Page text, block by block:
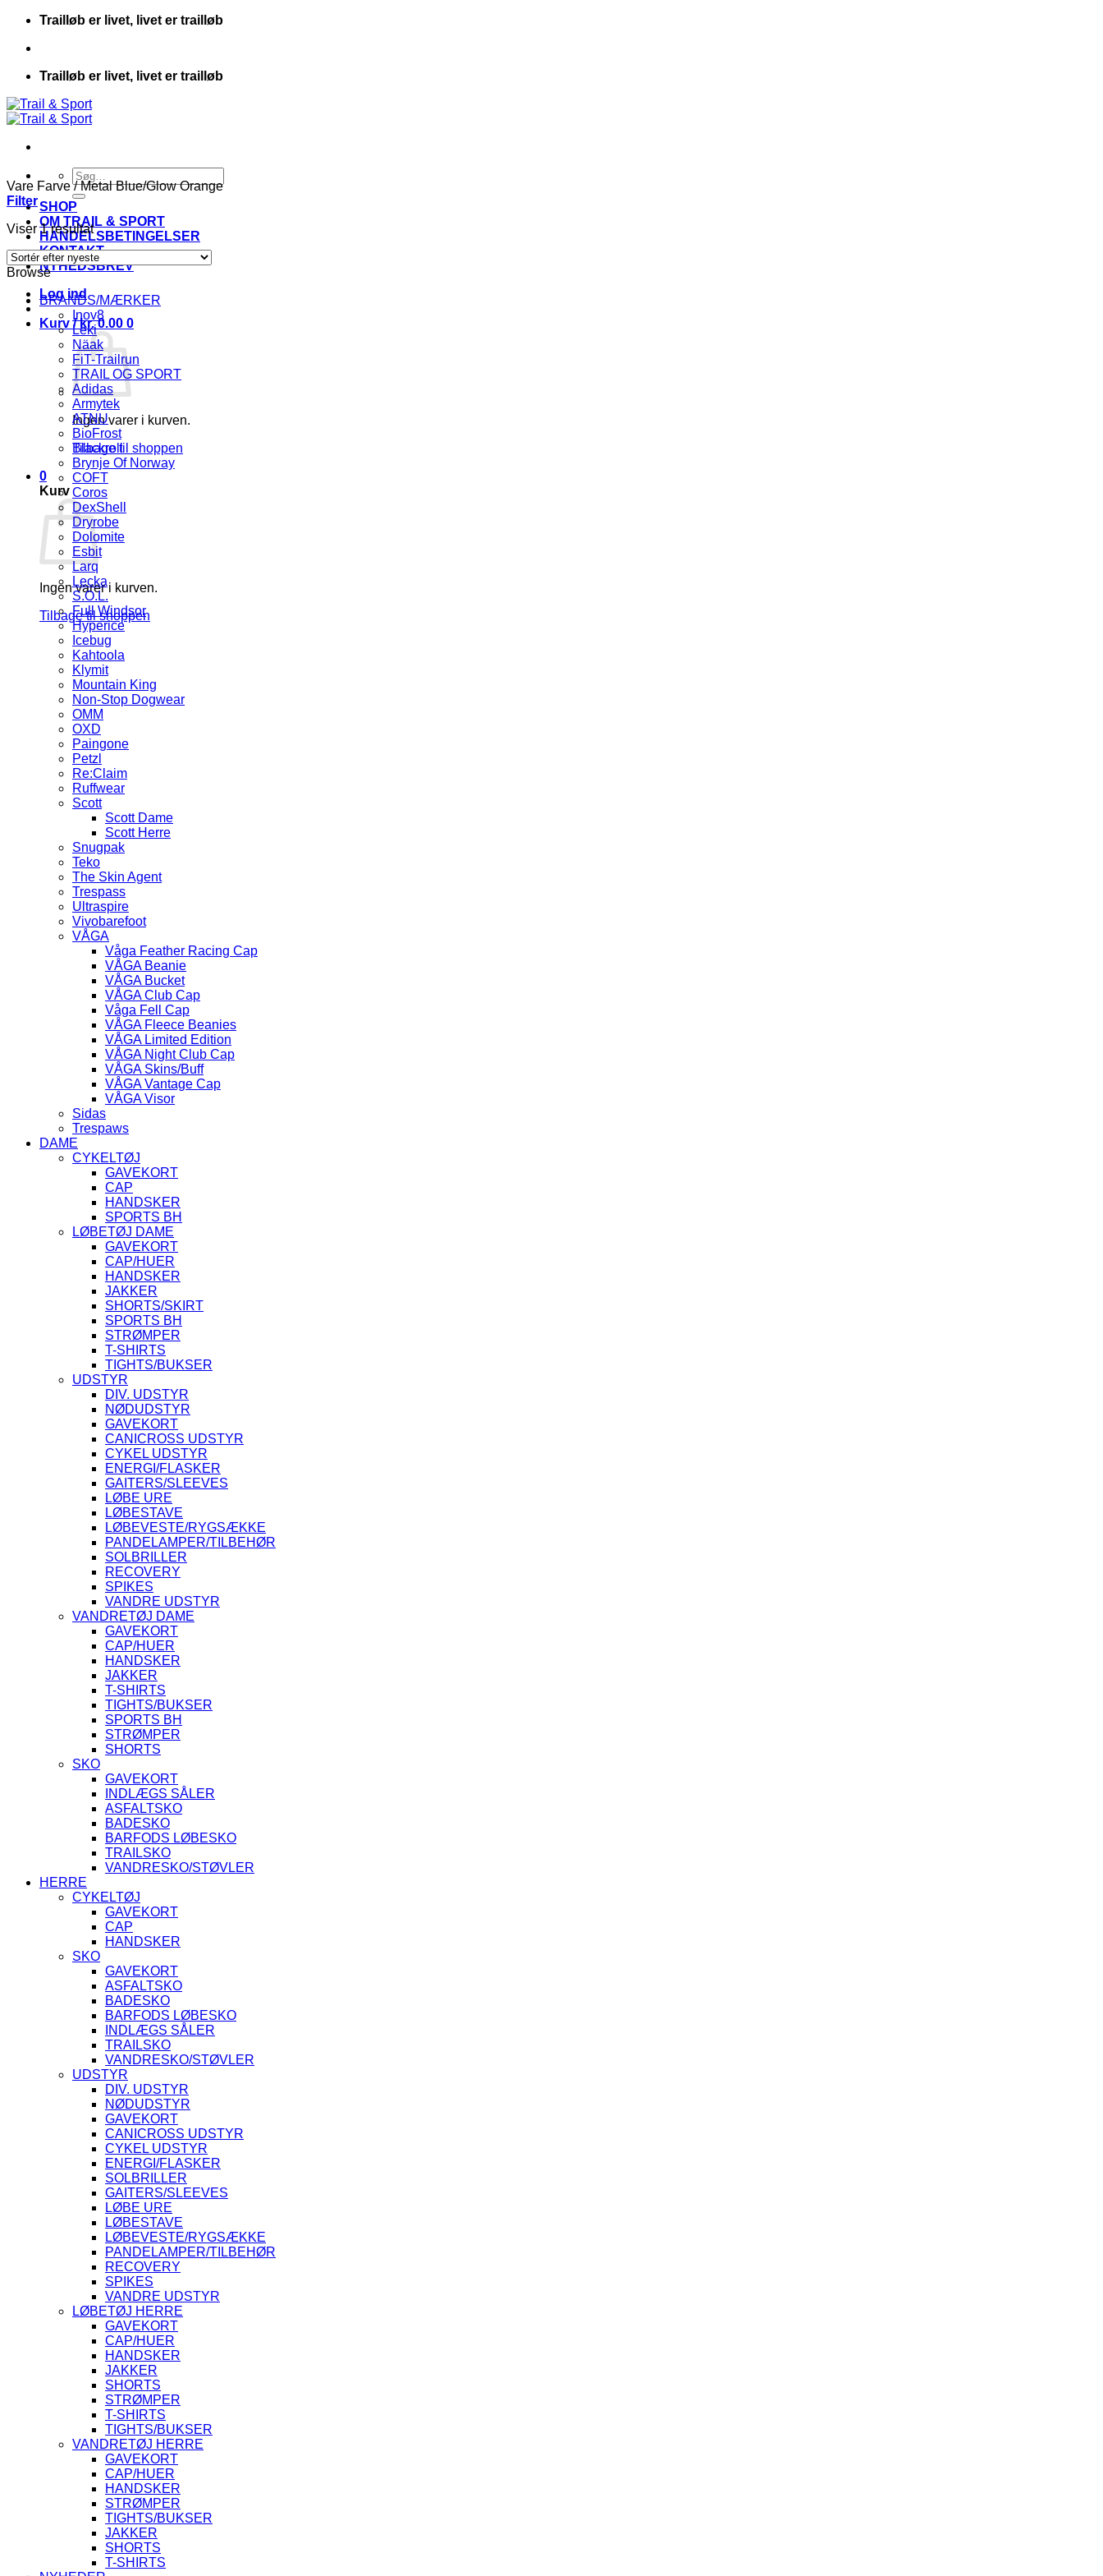
Fortsæt
indhold
Trailløb er livet, livet er trailløb
Trailløb er livet, livet er trailløb
Søg
efter:
SHOP
OM TRAIL & SPORT
HANDELSBETINGELSER
KONTAKT
NYHEDSBREV
Log ind
Kurv /kr.0.00 0
Ingen varer i kurven.
Tilbage til shoppen
0
Kurv
Ingen varer i kurven.
Tilbage til shoppen
Vare Farve/Metal Blue/Glow Orange
Filter
Viser 1 resultat
Browse
BRANDS/MÆRKER
Inov8
Leki
Näak
FiT-Trailrun
TRAIL OG SPORT
Adidas
Armytek
ATNU
BioFrost
Blackroll
Brynje Of Norway
COFT
Coros
DexShell
Dryrobe
Dolomite
Esbit
Larq
Lecka
S.O.L.
Full Windsor
Hyperice
Icebug
Kahtoola
Klymit
Mountain King
Non-Stop Dogwear
OMM
OXD
Paingone
Petzl
Re:Claim
Ruffwear
Scott
Scott Dame
Scott Herre
Snugpak
Teko
The Skin Agent
Trespass
Ultraspire
Vivobarefoot
VÅGA
Våga Feather Racing Cap
VÅGA Beanie
VÅGA Bucket
VÅGA Club Cap
Våga Fell Cap
VÅGA Fleece Beanies
VÅGA Limited Edition
VÅGA Night Club Cap
VÅGA Skins/Buff
VÅGA Vantage Cap
VÅGA Visor
Sidas
Trespaws
DAME
CYKELTØJ
GAVEKORT
CAP
HANDSKER
SPORTS BH
LØBETØJ DAME
GAVEKORT
CAP/HUER
HANDSKER
JAKKER
SHORTS/SKIRT
SPORTS BH
STRØMPER
T-SHIRTS
TIGHTS/BUKSER
UDSTYR
DIV. UDSTYR
NØDUDSTYR
GAVEKORT
CANICROSS UDSTYR
CYKEL UDSTYR
ENERGI/FLASKER
GAITERS/SLEEVES
LØBE URE
LØBESTAVE
LØBEVESTE/RYGSÆKKE
PANDELAMPER/TILBEHØR
SOLBRILLER
RECOVERY
SPIKES
VANDRE UDSTYR
VANDRETØJ DAME
GAVEKORT
CAP/HUER
HANDSKER
JAKKER
T-SHIRTS
TIGHTS/BUKSER
SPORTS BH
STRØMPER
SHORTS
SKO
GAVEKORT
INDLÆGS SÅLER
ASFALTSKO
BADESKO
BARFODS LØBESKO
TRAILSKO
VANDRESKO/STØVLER
HERRE
CYKELTØJ
GAVEKORT
CAP
HANDSKER
SKO
GAVEKORT
ASFALTSKO
BADESKO
BARFODS LØBESKO
INDLÆGS SÅLER
TRAILSKO
VANDRESKO/STØVLER
UDSTYR
DIV. UDSTYR
NØDUDSTYR
GAVEKORT
CANICROSS UDSTYR
CYKEL UDSTYR
ENERGI/FLASKER
SOLBRILLER
GAITERS/SLEEVES
LØBE URE
LØBESTAVE
LØBEVESTE/RYGSÆKKE
PANDELAMPER/TILBEHØR
RECOVERY
SPIKES
VANDRE UDSTYR
LØBETØJ HERRE
GAVEKORT
CAP/HUER
HANDSKER
JAKKER
SHORTS
STRØMPER
T-SHIRTS
TIGHTS/BUKSER
VANDRETØJ HERRE
GAVEKORT
CAP/HUER
HANDSKER
STRØMPER
TIGHTS/BUKSER
JAKKER
SHORTS
T-SHIRTS